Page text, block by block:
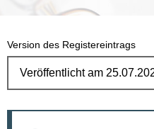
Version des Registereintrags